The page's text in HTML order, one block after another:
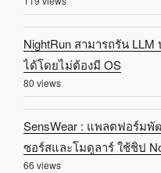
NightRun สามารถรัน
ได้โดยไม่ต้องมี OS
80 views
SensWear : แพลตฟอร์ม
ซอร์สและโมดูลาร์ ใช้ชิป
66 views